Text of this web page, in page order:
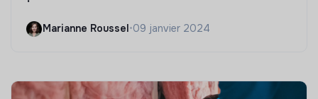
Marianne Roussel •09 janvier 2024